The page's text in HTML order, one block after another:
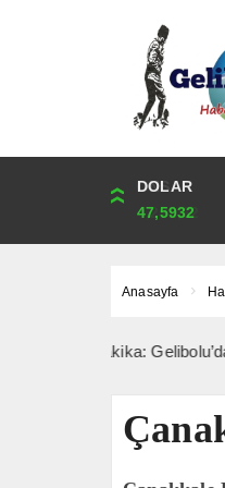
DOLAR
47,5932
ONS
4,272,62
Anasayfa
Son Dakika: Gelibolu’da